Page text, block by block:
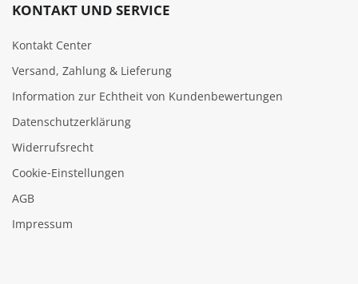
KONTAKT UND SERVICE
Kontakt Center
Versand, Zahlung & Lieferung
Information zur Echtheit von Kundenbewertungen
Datenschutzerklärung
Widerrufsrecht
Cookie‑Einstellungen
AGB
Impressum